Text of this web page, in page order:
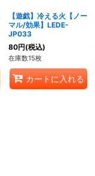
【遊戯】冷える火【ノー
マル/効果】LEDE-
JP033
80円(税込)
在庫数15枚
カートに入れる